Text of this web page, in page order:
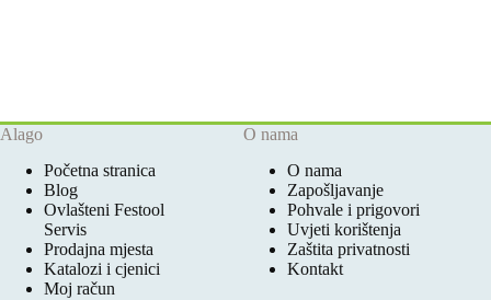
Alago
Početna stranica
Blog
Ovlašteni Festool
Servis
Prodajna mjesta
Katalozi i cjenici
Moj račun
O nama
O nama
Zapošljavanje
Pohvale i prigovori
Uvjeti korištenja
Zaštita privatnosti
Kontakt